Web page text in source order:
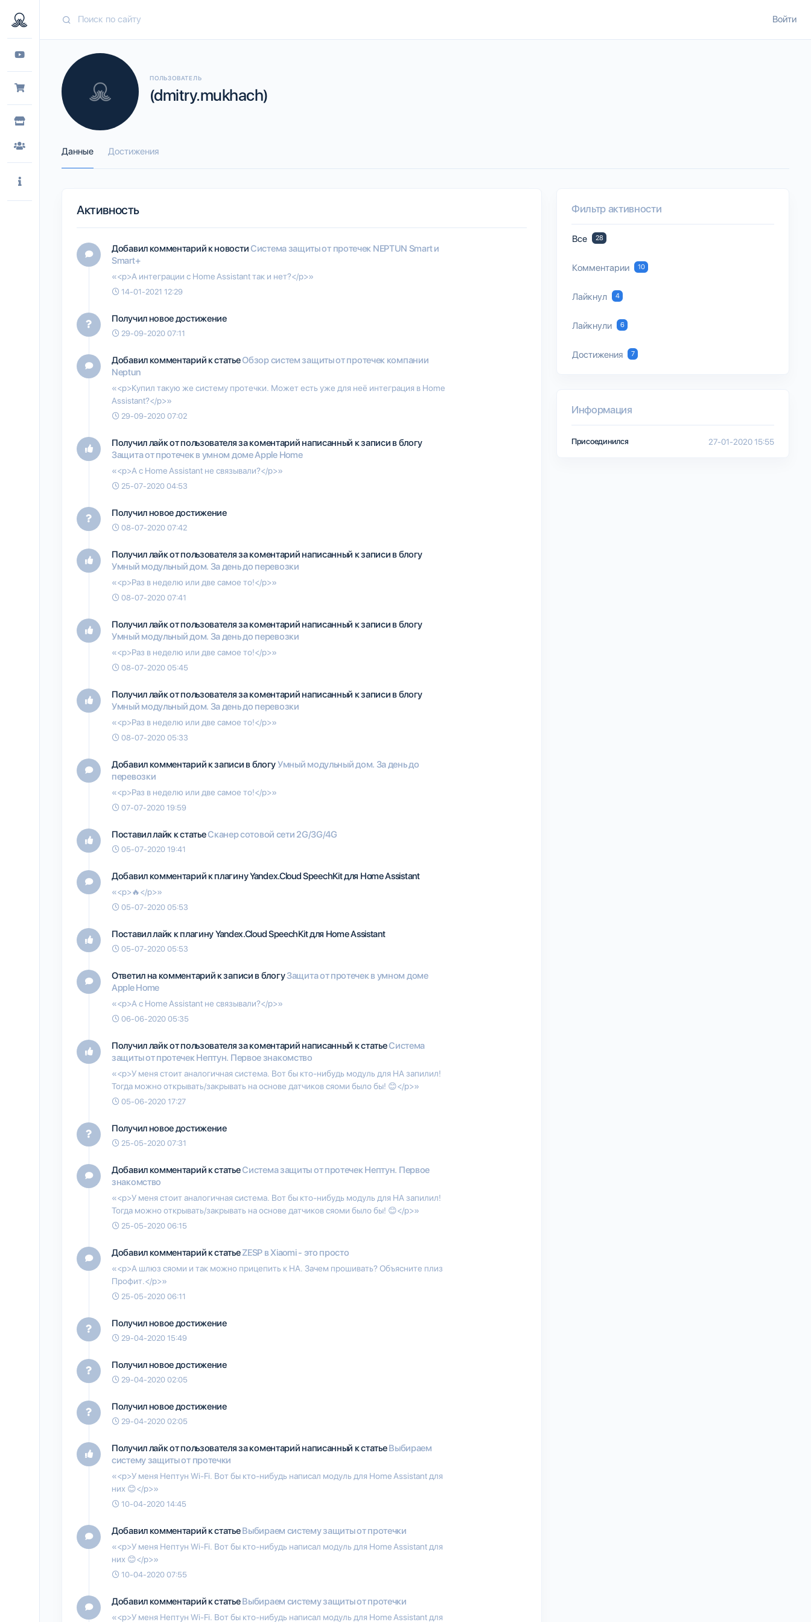
Войти
ПОЛЬЗОВАТЕЛЬ
(dmitry.mukhach)
Данные Достижения
Активность
Добавил комментарий к новостиСистема защиты от протечек NEPTUN Smart и
Smart+
«<p>А интеграции с Home Assistant так и нет?</p>»
14-01-2021 12:29
Получил новое достижение
29-09-2020 07:11
Добавил комментарий к статьеОбзор систем защиты от протечек компании
Neptun
«<p>Купил такую же систему протечки. Может есть уже для неё интеграция в Home
Assistant?</p>»
29-09-2020 07:02
Получил лайк от пользователяза коментарий написанный к записи в блогу
Защита от протечек в умном доме Apple Home
«<p>А с Home Assistant не связывали?</p>»
25-07-2020 04:53
Получил новое достижение
08-07-2020 07:42
Получил лайк от пользователяза коментарий написанный к записи в блогу
Умный модульный дом. За день до перевозки
«<p>Раз в неделю или две самое то!</p>»
08-07-2020 07:41
Получил лайк от пользователяза коментарий написанный к записи в блогу
Умный модульный дом. За день до перевозки
«<p>Раз в неделю или две самое то!</p>»
08-07-2020 05:45
Получил лайк от пользователяза коментарий написанный к записи в блогу
Умный модульный дом. За день до перевозки
«<p>Раз в неделю или две самое то!</p>»
08-07-2020 05:33
Добавил комментарий к записи в блогуУмный модульный дом. За день до
перевозки
«<p>Раз в неделю или две самое то!</p>»
07-07-2020 19:59
Поставил лайк к статьеСканер сотовой сети 2G/3G/4G
05-07-2020 19:41
Добавил комментарий к плагинуYandex.Cloud SpeechKit для Home Assistant
«<p>🔥</p>»
05-07-2020 05:53
Поставил лайк к плагинуYandex.Cloud SpeechKit для Home Assistant
05-07-2020 05:53
Ответил на комментарий к записи в блогуЗащита от протечек в умном доме
Apple Home
«<p>А с Home Assistant не связывали?</p>»
06-06-2020 05:35
Получил лайк от пользователяза коментарий написанный к статьеСистема
защиты от протечек Нептун. Первое знакомство
«<p>У меня стоит аналогичная система. Вот бы кто-нибудь модуль для HA запилил!
Тогда можно открывать/закрывать на основе датчиков сяоми было бы! 😊</p>»
05-06-2020 17:27
Получил новое достижение
25-05-2020 07:31
Добавил комментарий к статьеСистема защиты от протечек Нептун. Первое
знакомство
«<p>У меня стоит аналогичная система. Вот бы кто-нибудь модуль для HA запилил!
Тогда можно открывать/закрывать на основе датчиков сяоми было бы! 😊</p>»
25-05-2020 06:15
Добавил комментарий к статьеZESP в Xiaomi - это просто
«<p>А шлюз сяоми и так можно прицепить к HA. Зачем прошивать? Объясните плиз
Профит.</p>»
25-05-2020 06:11
Получил новое достижение
29-04-2020 15:49
Получил новое достижение
29-04-2020 02:05
Получил новое достижение
29-04-2020 02:05
Получил лайк от пользователяза коментарий написанный к статьеВыбираем
систему защиты от протечки
«<p>У меня Нептун Wi-Fi. Вот бы кто-нибудь написал модуль для Home Assistant для
них 😊</p>»
10-04-2020 14:45
Добавил комментарий к статьеВыбираем систему защиты от протечки
«<p>У меня Нептун Wi-Fi. Вот бы кто-нибудь написал модуль для Home Assistant для
них 😊</p>»
10-04-2020 07:55
Добавил комментарий к статьеВыбираем систему защиты от протечки
«<p>У меня Нептун Wi-Fi. Вот бы кто-нибудь написал модуль для Home Assistant для
Фильтр активности
Все 28
Комментарии 10
Лайкнул 4
Лайкнули 6
Достижения 7
Информация
Присоединился 27-01-2020 15:55